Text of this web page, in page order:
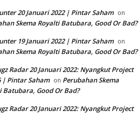
20 Januari 2022 | Pintar Saham on
Skema Royalti Batubara, Good Or Bad?
19 Januari 2022 | Pintar Saham on
Skema Royalti Batubara, Good Or Bad?
Radar 20 Januari 2022: Nyangkut Project
| Pintar Saham on Perubahan Skema
Batubara, Good Or Bad?
Radar 20 Januari 2022: Nyangkut Project